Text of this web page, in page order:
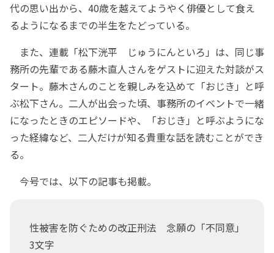
代の思い出から、40歳を越えてようやく俳優として食え
るようになるまでの半生をたどっている。
また、連載「松下洸平 じゅうにんといろ」は、同じ事
務所の先輩である藤木直人さんをゲストに迎えた対談がス
タート。藤木さんのことを親しみを込めて「おじき」と呼
ぶ松下さん。二人が出会った頃、事務所のイベントで一緒
になったときのエピソードや、「おじき」と呼ぶようにな
った経緯など、二人だけが知る貴重な話を読むことができ
る。
今号では、以下の記事も掲載。
性被害を防ぐための改正刑法 念願の「不同意」
3文字